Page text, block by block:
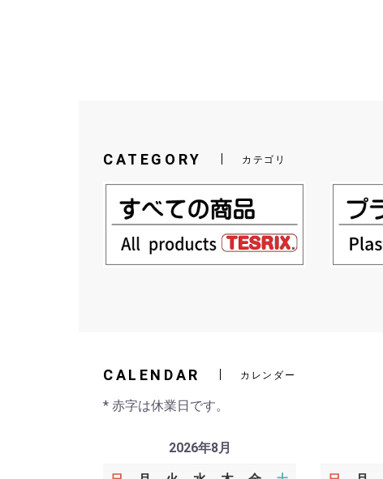
CATEGORY カテゴリ
CALENDAR カレンダー
* 赤字は休業日です。
2026年8月